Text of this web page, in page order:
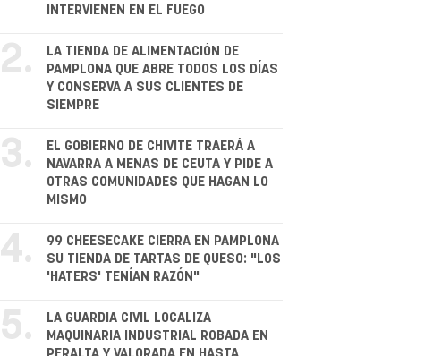
INTERVIENEN EN EL FUEGO
2.
LA TIENDA DE ALIMENTACIÓN DE
PAMPLONA QUE ABRE TODOS LOS DÍAS
Y CONSERVA A SUS CLIENTES DE
SIEMPRE
3.
EL GOBIERNO DE CHIVITE TRAERÁ A
NAVARRA A MENAS DE CEUTA Y PIDE A
OTRAS COMUNIDADES QUE HAGAN LO
MISMO
4.
99 CHEESECAKE CIERRA EN PAMPLONA
SU TIENDA DE TARTAS DE QUESO: "LOS
'HATERS' TENÍAN RAZÓN"
5.
LA GUARDIA CIVIL LOCALIZA
MAQUINARIA INDUSTRIAL ROBADA EN